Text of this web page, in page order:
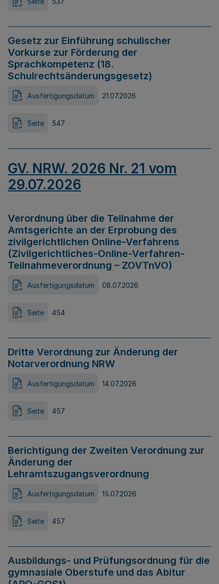
Gesetz zur Einführung schulischer
Vorkurse zur Förderung der
Sprachkompetenz (18.
Schulrechtsänderungsgesetz)
Ausfertigungsdatum 21.07.2026
Seite 547
GV. NRW. 2026 Nr. 21 vom
29.07.2026
Verordnung über die Teilnahme der
Amtsgerichte an der Erprobung des
zivilgerichtlichen Online-Verfahrens
(Zivilgerichtliches-Online-Verfahren-
Teilnahmeverordnung – ZOVTnVO)
Ausfertigungsdatum 08.07.2026
Seite 454
Dritte Verordnung zur Änderung der
Notarverordnung NRW
Ausfertigungsdatum 14.07.2026
Seite 457
Berichtigung der Zweiten Verordnung zur
Änderung der
Lehramtszugangsverordnung
Ausfertigungsdatum 15.07.2026
Seite 457
Ausbildungs- und Prüfungsordnung für die
gymnasiale Oberstufe und das Abitur